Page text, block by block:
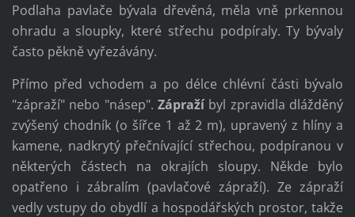
Podlaha pavlače bývala dřevěná, měla vně prkennou
ohradu a sloupky, které střechu podpíraly. Ty bývaly
často pěkně vyřezávány.
Přímo před vchodem a po délce chlévní části bývalo
"zápraží" nebo "násep". Zápražíbyl zpravidla dlážděný
zvýšený chodník (o šířce 1 až 2 m), upravený z hlíny a
kamene, nadkrytý přečnívající střechou, podpíranou v
některých částech na okrajích sloupy. Někde bylo
opatřeno i zábralím (pavlačové zápraží). Ze zápraží
vedly vstupy do obydlí a hospodářských prostor, takže